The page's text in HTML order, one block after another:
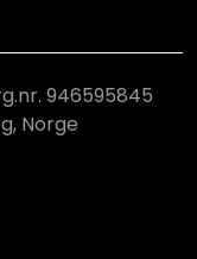
946595845
Norge